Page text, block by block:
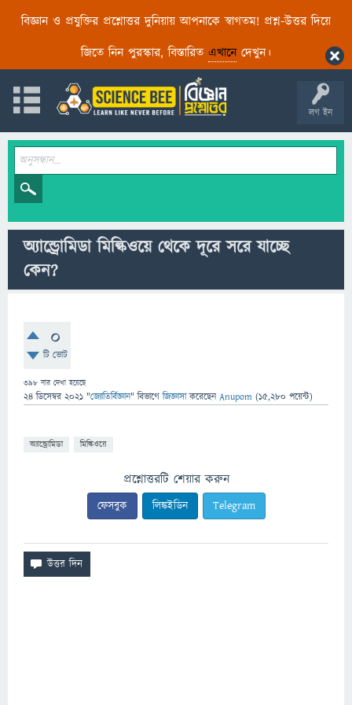
বিজ্ঞান ও প্রযুক্তির প্রশ্নোত্তর দুনিয়ায় আপনাকে স্বাগতম! প্রশ্ন-উত্তর দিয়ে
জিতে নিন পুরস্কার, বিস্তারিত এখানেদেখুন।
লগ ইন
অ্যান্ড্রোমিডা মিল্কিওয়ে থেকে দূরে সরে যাচ্ছে
কেন?
0
টি ভোট
398 বার দেখা হয়েছে
24 ডিসেম্বর 2021 "জ্যোতির্বিজ্ঞান" বিভাগে জিজ্ঞাসাকরেছেনAnupom (15,280 পয়েন্ট)
অ্যান্ড্রোমিডা মিল্কিওয়ে
প্রশ্নোত্তরটি শেয়ার করুন
ফেসবুক লিঙ্কইডিন Telegram